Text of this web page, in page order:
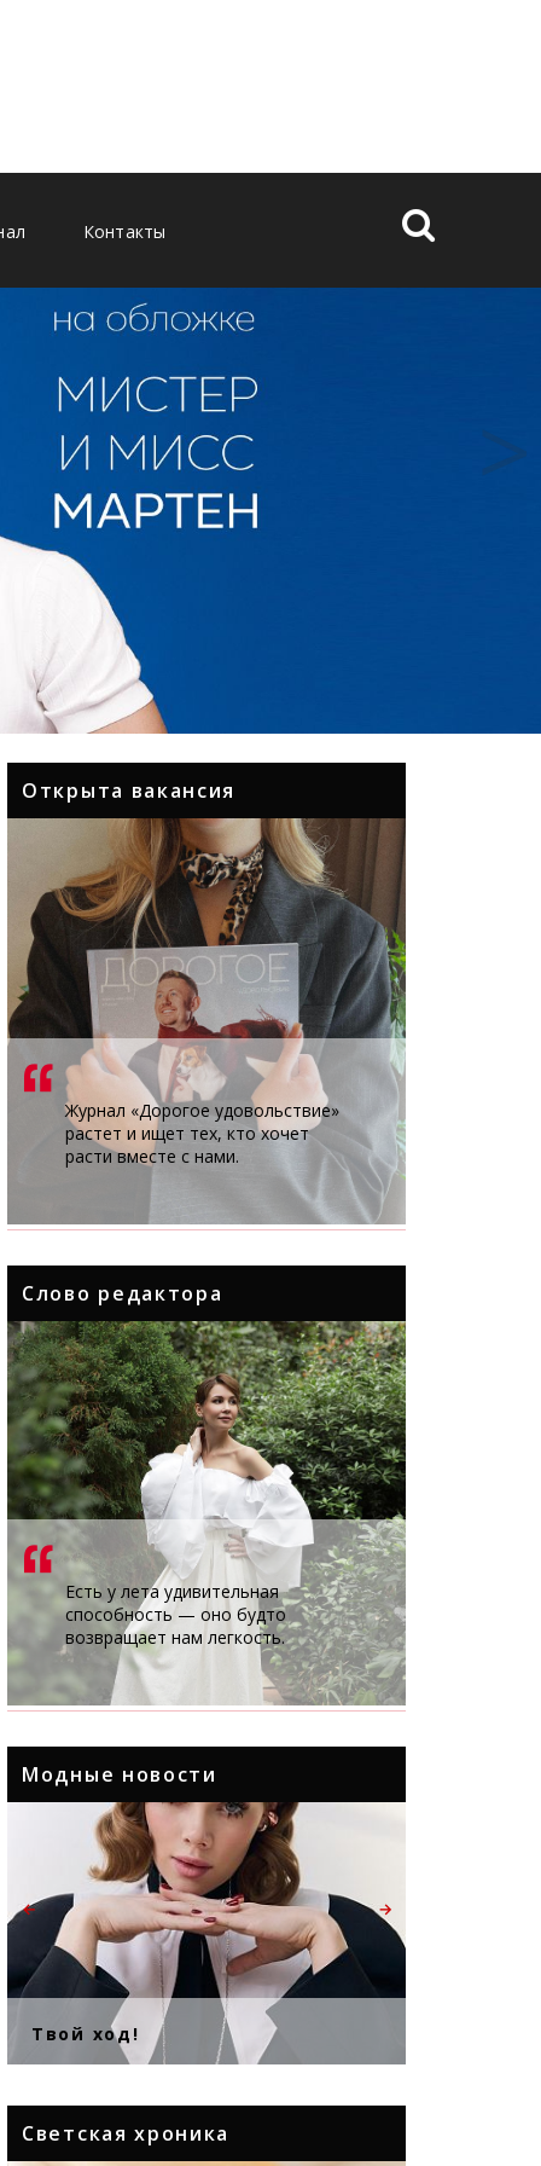
Контакты
Открыта вакансия
Журнал «Дорогое удовольствие»
растет и ищет тех, кто хочет
расти вместе с нами.
Слово редактора
Есть у лета удивительная
способность — оно будто
возвращает нам легкость.
Модные новости
Твой ход!
← →
Светская хроника